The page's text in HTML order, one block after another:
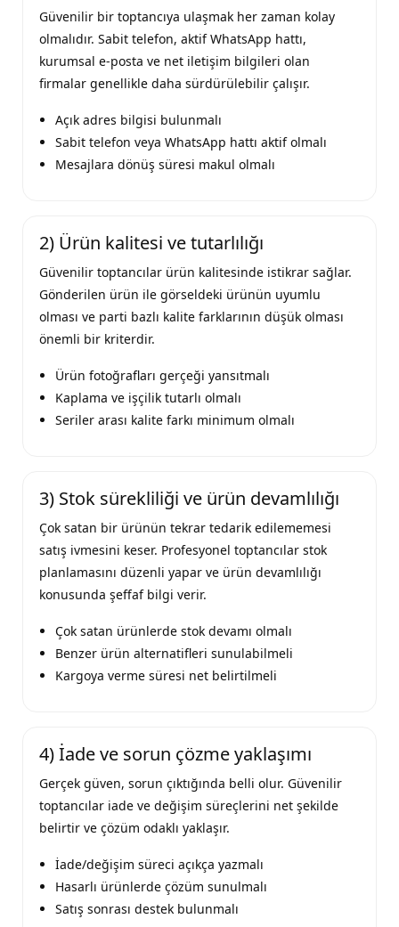
Güvenilir bir toptancıya ulaşmak her zaman kolay
olmalıdır. Sabit telefon, aktif WhatsApp hattı,
kurumsal e-posta ve net iletişim bilgileri olan
firmalar genellikle daha sürdürülebilir çalışır.
Açık adres bilgisi bulunmalı
Sabit telefon veya WhatsApp hattı aktif olmalı
Mesajlara dönüş süresi makul olmalı
2) Ürün kalitesi ve tutarlılığı
Güvenilir toptancılar ürün kalitesinde istikrar sağlar.
Gönderilen ürün ile görseldeki ürünün uyumlu
olması ve parti bazlı kalite farklarının düşük olması
önemli bir kriterdir.
Ürün fotoğrafları gerçeği yansıtmalı
Kaplama ve işçilik tutarlı olmalı
Seriler arası kalite farkı minimum olmalı
3) Stok sürekliliği ve ürün devamlılığı
Çok satan bir ürünün tekrar tedarik edilememesi
satış ivmesini keser. Profesyonel toptancılar stok
planlamasını düzenli yapar ve ürün devamlılığı
konusunda şeffaf bilgi verir.
Çok satan ürünlerde stok devamı olmalı
Benzer ürün alternatifleri sunulabilmeli
Kargoya verme süresi net belirtilmeli
4) İade ve sorun çözme yaklaşımı
Gerçek güven, sorun çıktığında belli olur. Güvenilir
toptancılar iade ve değişim süreçlerini net şekilde
belirtir ve çözüm odaklı yaklaşır.
İade/değişim süreci açıkça yazmalı
Hasarlı ürünlerde çözüm sunulmalı
Satış sonrası destek bulunmalı